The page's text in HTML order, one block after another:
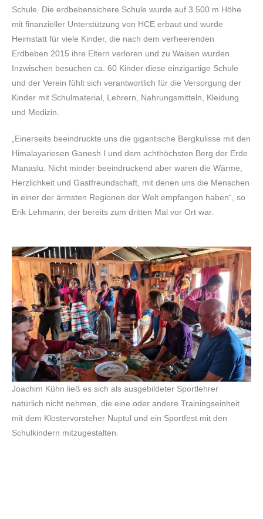
Schule. Die erdbebensichere Schule wurde auf 3.500 m Höhe
mit finanzieller Unterstützung von HCE erbaut und wurde
Heimstatt für viele Kinder, die nach dem verheerenden
Erdbeben 2015 ihre Eltern verloren und zu Waisen wurden.
Inzwischen besuchen ca. 60 Kinder diese einzigartige Schule
und der Verein fühlt sich verantwortlich für die Versorgung der
Kinder mit Schulmaterial, Lehrern, Nahrungsmitteln, Kleidung
und Medizin.
„Einerseits beeindruckte uns die gigantische Bergkulisse mit den
Himalayariesen Ganesh I und dem achthöchsten Berg der Erde
Manaslu. Nicht minder beeindruckend aber waren die Wärme,
Herzlichkeit und Gastfreundschaft, mit denen uns die Menschen
in einer der ärmsten Regionen der Welt empfangen haben“, so
Erik Lehmann, der bereits zum dritten Mal vor Ort war.
Joachim Kühn ließ es sich als ausgebildeter Sportlehrer
natürlich nicht nehmen, die eine oder andere Trainingseinheit
mit dem Klostervorsteher Nuptul und ein Sportfest mit den
Schulkindern mitzugestalten.